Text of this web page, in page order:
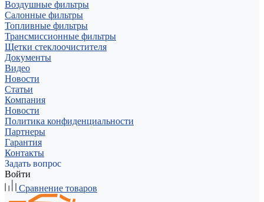
Воздушные фильтры
Салонные фильтры
Топливные фильтры
Трансмиссионные фильтры
Щетки стеклоочистителя
Документы
Видео
Новости
Статьи
Компания
Новости
Политика конфиденциальности
Партнеры
Гарантия
Контакты
Задать вопрос
Войти
Сравнение товаров